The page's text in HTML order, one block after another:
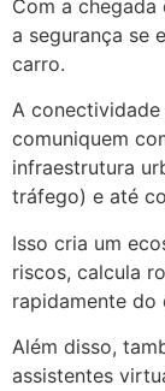
Com a
a segurança se
carro.
A
comuniquem
infraestrutura
tráfego) e até
Isso cria um
riscos, calcula
rapidamente do
Além disso,
assistentes